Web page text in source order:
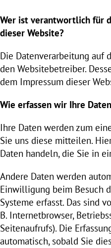
Wer ist verantwortlich für
dieser Website?
Die Datenverarbeitung auf
den Websitebetreiber.
dem Impressum dieser
Wie erfassen wir Ihre
Ihre Daten werden zum
Sie uns diese mitteilen.
Daten handeln, die Sie in
Andere Daten werden
Einwilligung beim Besuch
Systeme erfasst. Das sind
B. Internetbrowser,
Seitenaufrufs). Die
automatisch, sobald Sie